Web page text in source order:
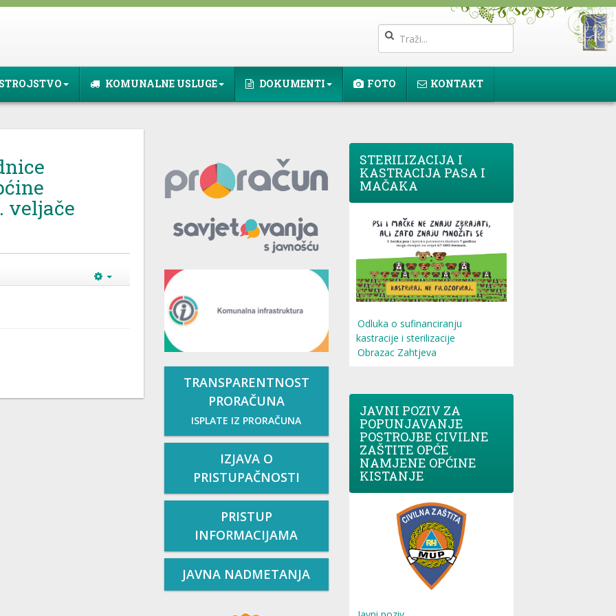
KOMUNALNE USLUGE DOKUMENTI FOTO KONTAKT
veljače
TRANSPARENTNOST
PRORAČUNA
ISPLATE IZ PRORAČUNA
IZJAVA O
PRISTUPAČNOSTI
PRISTUP
INFORMACIJAMA
JAVNA NADMETANJA
STERILIZACIJA I
KASTRACIJA PASA I
MAČAKA
Odluka o sufinanciranju
kastracije i sterilizacije
Obrazac Zahtjeva
JAVNI POZIV ZA
POPUNJAVANJE
POSTROJBE CIVILNE
ZAŠTITE OPĆE
NAMJENE OPĆINE
KISTANJE